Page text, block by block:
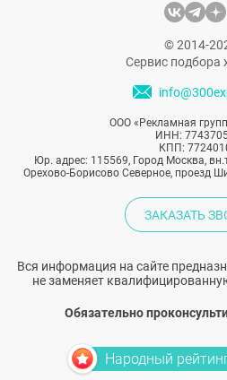
© 2014-
Сервис подбора
ООО «Рекламная
ИНН:
КПП:
Юр. адрес: 115569, Город Москва,
Орехово-Борисово Северное, проезд
ЗАКАЗАТЬ
Вся информация на сайте
не заменяет
Обязательно
Народный